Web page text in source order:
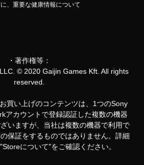
、重要な健康情報について
・著作権等：
© 2020 Gaijin Games Kft. All rights
reserved.
買い上げのコンテンツは、1つのSony
アカウントで登録認証した複数の機器
いますが、当社は複数の機器で利用で
保証をするものではありません。詳細
について"をご確認ください。